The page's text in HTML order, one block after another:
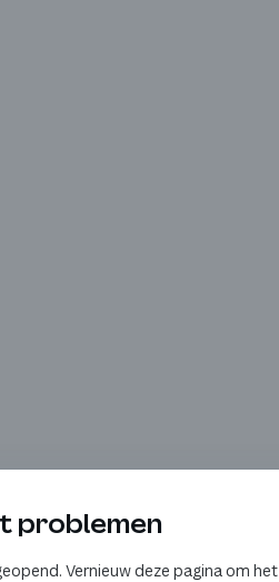
problemen
Vernieuw deze pagina om het